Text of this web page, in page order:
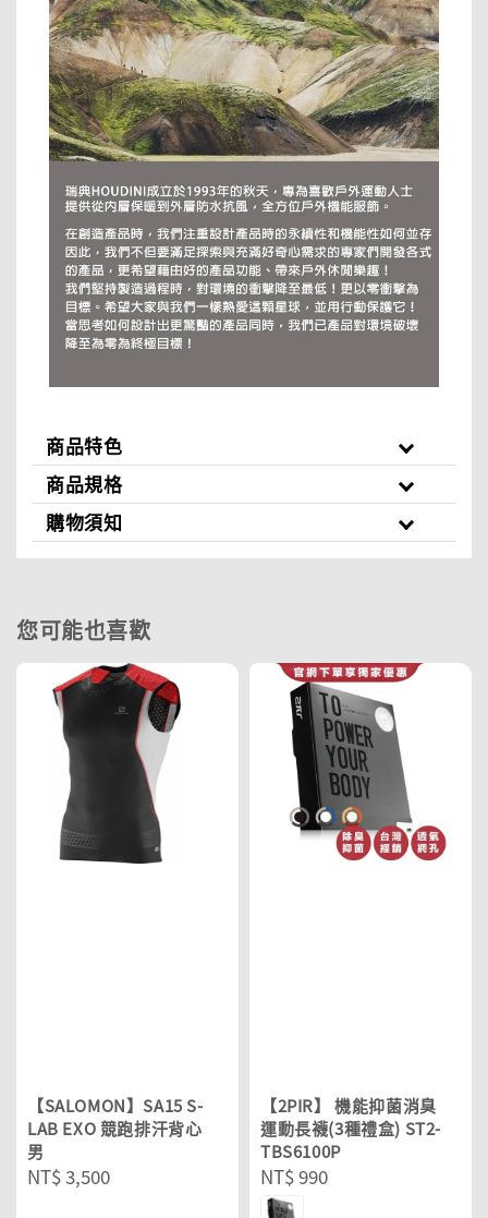
商品特色
商品規格
購物須知
您可能也喜歡
【SALOMON】SA15 S-
LAB EXO 競跑排汗背心
男
Regular
NT$ 3,500
【2PIR】 機能抑菌消臭
運動長襪(3種禮盒) ST2-
TBS6100P
Regular
price
NT$ 990